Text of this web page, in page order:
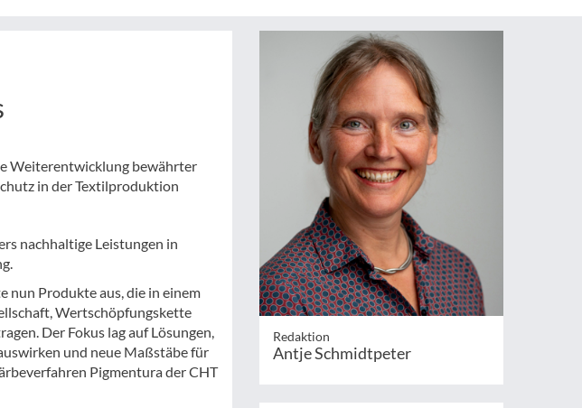
Weiterentwicklung bewährter
in der Textilproduktion
nachhaltige Leistungen in
nun Produkte aus, die in einem
Wertschöpfungskette
Der Fokus lag auf Lösungen,
und neue Maßstäbe für
Pigmenturader CHT
Redaktion
Antje Schmidtpeter